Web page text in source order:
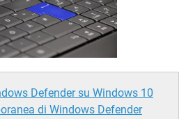
Defender su Windows 10
di Windows Defender